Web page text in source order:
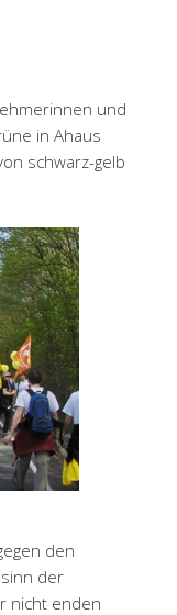
und
in Ahaus
schwarz-gelb
den
der
nicht enden